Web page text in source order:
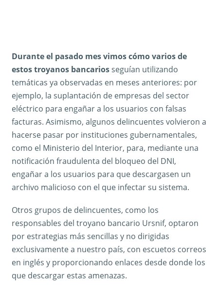
Durante el pasado mes vimos cómo varios de
estos troyanos bancariosseguían utilizando
temáticas ya observadas en meses anteriores: por
ejemplo, la suplantación de empresas del sector
eléctrico para engañar a los usuarios con falsas
facturas. Asimismo, algunos delincuentes volvieron a
hacerse pasar por instituciones gubernamentales,
como el Ministerio del Interior, para, mediante una
notificación fraudulenta del bloqueo del DNI,
engañar a los usuarios para que descargasen un
archivo malicioso con el que infectar su sistema.
Otros grupos de delincuentes, como los
responsables del troyano bancario Ursnif, optaron
por estrategias más sencillas y no dirigidas
exclusivamente a nuestro país, con escuetos correos
en inglés y proporcionando enlaces desde donde los
que descargar estas amenazas.